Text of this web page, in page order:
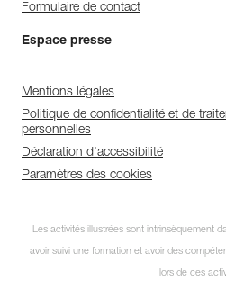
Formulaire de contact
Espace presse
Mentions légales
Politique de confidentialité et de
personnelles
Déclaration d'accessibilité
Paramètres des cookies
Les activités illustrées sont intrinsèquement
avoir suivi une formation et avoir des
lors de ces